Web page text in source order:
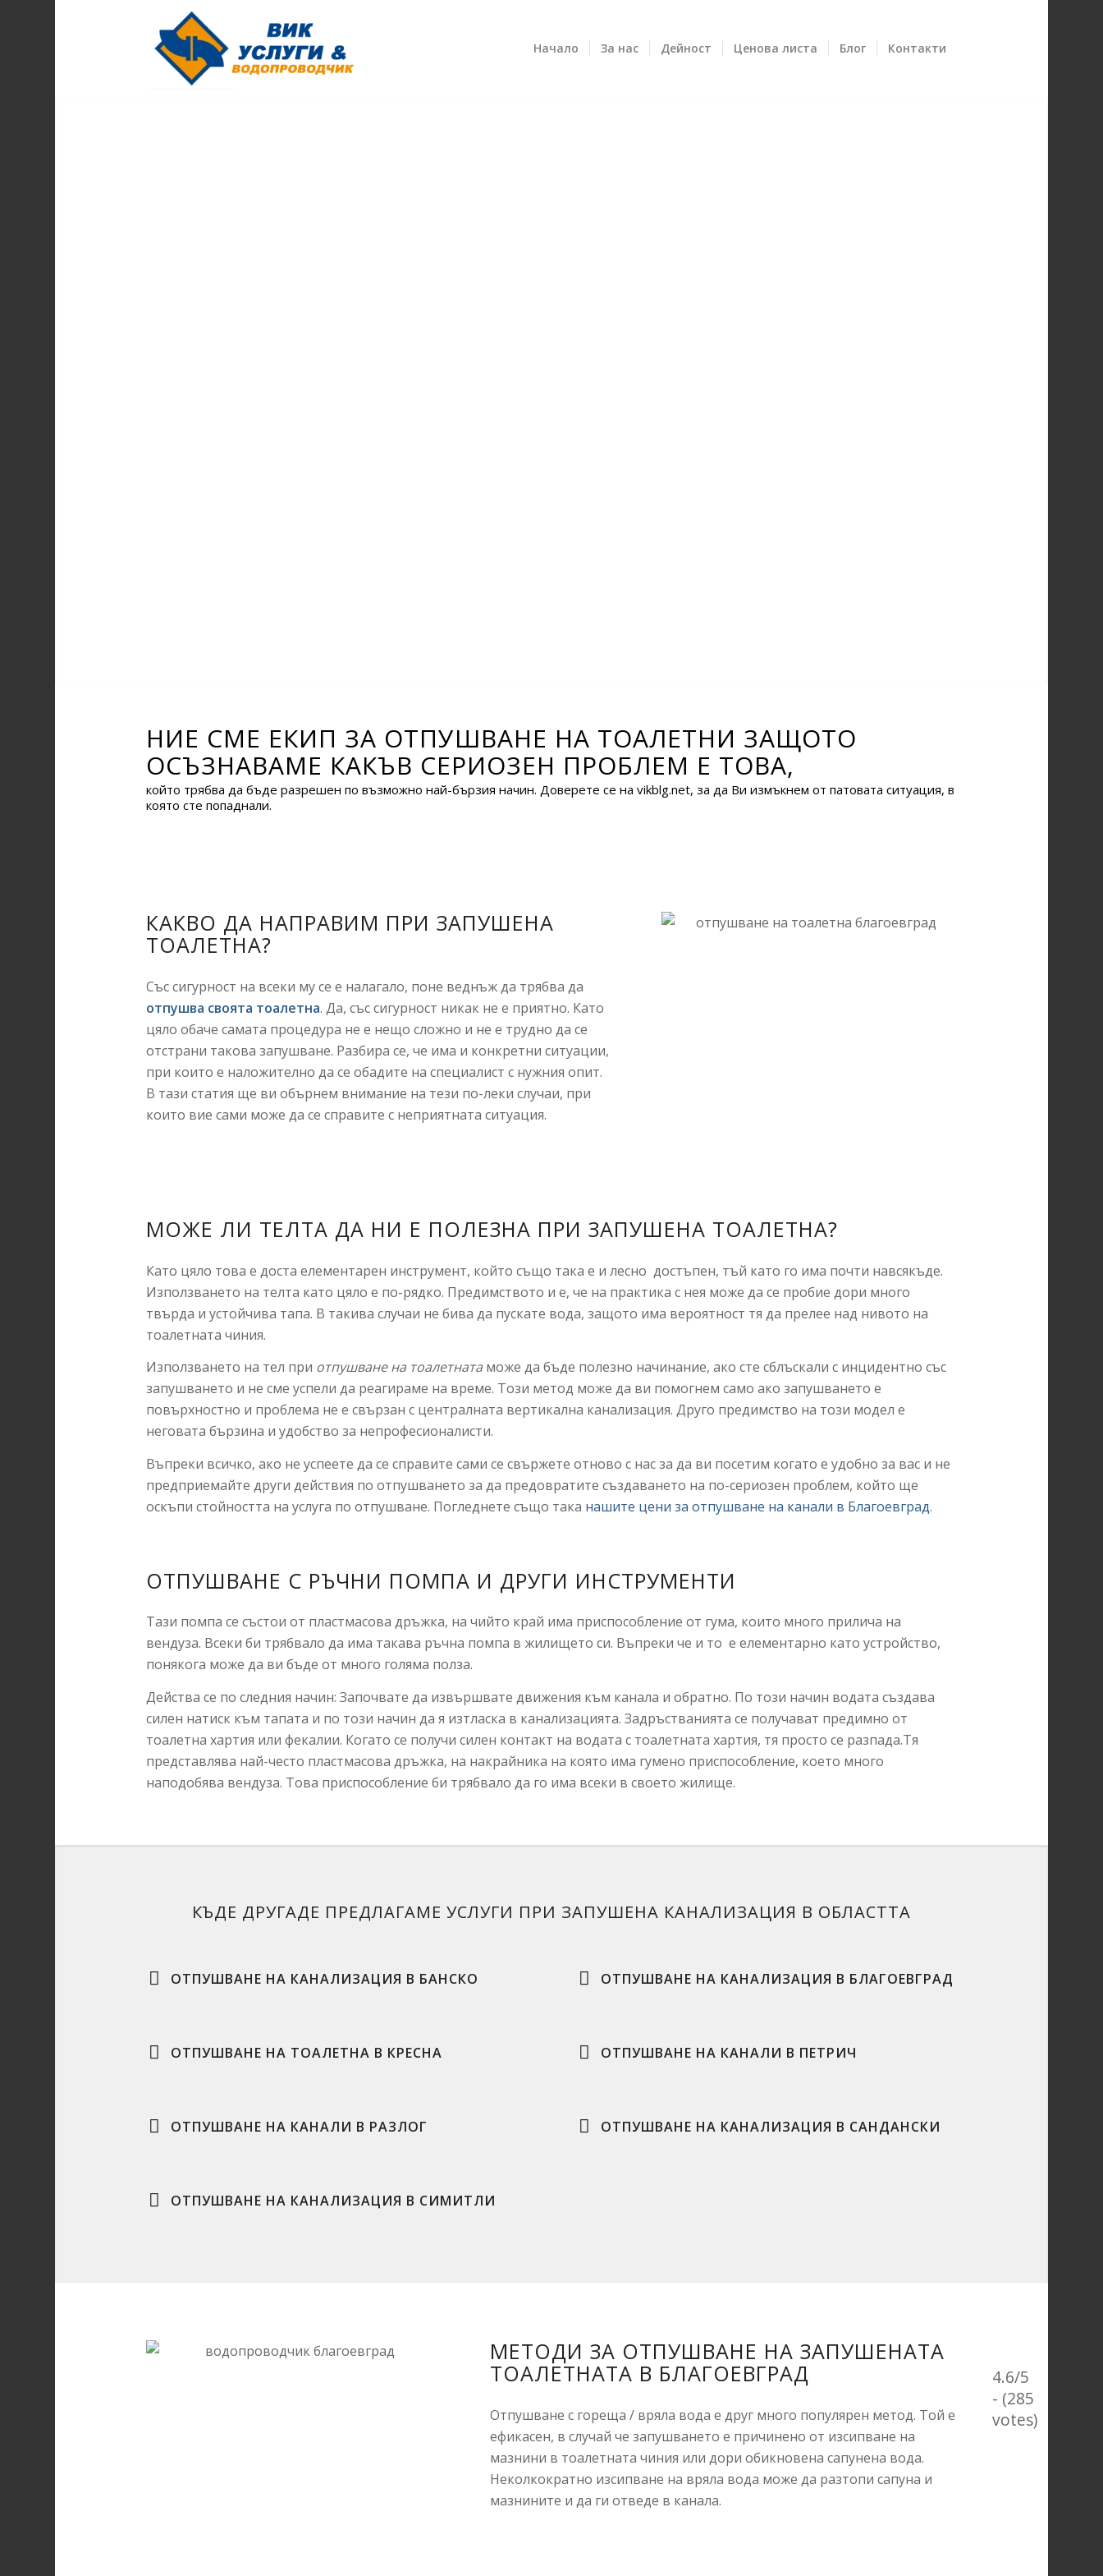
Начало За нас Дейност Ценова листа Блог Контакти
НИЕ СМЕ ЕКИП ЗА ОТПУШВАНЕ НА ТОАЛЕТНИ ЗАЩОТО
ОСЪЗНАВАМЕ КАКЪВ СЕРИОЗЕН ПРОБЛЕМ Е ТОВА,
който трябва да бъде разрешен по възможно най-бързия начин. Доверете се на vikblg.net, за да Ви измъкнем от патовата ситуация, в
която сте попаднали.
КАКВО ДА НАПРАВИМ ПРИ ЗАПУШЕНА
ТОАЛЕТНА?
Със сигурност на всеки му се е налагало, поне веднъж да трябва да
отпушва своята тоалетна. Да, със сигурност никак не е приятно. Като
цяло обаче самата процедура не е нещо сложно и не е трудно да се
отстрани такова запушване. Разбира се, че има и конкретни ситуации,
при които е наложително да се обадите на специалист с нужния опит.
В тази статия ще ви обърнем внимание на тези по-леки случаи, при
които вие сами може да се справите с неприятната ситуация.
МОЖЕ ЛИ ТЕЛТА ДА НИ Е ПОЛЕЗНА ПРИ ЗАПУШЕНА ТОАЛЕТНА?
Като цяло това е доста елементарен инструмент, който също така е и лесно достъпен, тъй като го има почти навсякъде.
Използването на телта като цяло е по-рядко. Предимството и е, че на практика с нея може да се пробие дори много
твърда и устойчива тапа. В такива случаи не бива да пускате вода, защото има вероятност тя да прелее над нивото на
тоалетната чиния.
Използването на тел при отпушване на тоалетнатаможе да бъде полезно начинание, ако сте сблъскали с инцидентно със
запушването и не сме успели да реагираме на време. Този метод може да ви помогнем само ако запушването е
повърхностно и проблема не е свързан с централната вертикална канализация. Друго предимство на този модел е
неговата бързина и удобство за непрофесионалисти.
Въпреки всичко, ако не успеете да се справите сами се свържете отново с нас за да ви посетим когато е удобно за вас и не
предприемайте други действия по отпушването за да предовратите създаването на по-сериозен проблем, който ще
оскъпи стойността на услуга по отпушване. Погледнете също така нашите цени за отпушване на канали в Благоевград.
ОТПУШВАНЕ С РЪЧНИ ПОМПА И ДРУГИ ИНСТРУМЕНТИ
Тази помпа се състои от пластмасова дръжка, на чийто край има приспособление от гума, които много прилича на
вендуза. Всеки би трябвало да има такава ръчна помпа в жилището си. Въпреки че и то е елементарно като устройство,
понякога може да ви бъде от много голяма полза.
Действа се по следния начин: Започвате да извършвате движения към канала и обратно. По този начин водата създава
силен натиск към тапата и по този начин да я изтласка в канализацията. Задръстванията се получават предимно от
тоалетна хартия или фекалии. Когато се получи силен контакт на водата с тоалетната хартия, тя просто се разпада.Тя
представлява най-често пластмасова дръжка, на накрайника на която има гумено приспособление, което много
наподобява вендуза. Това приспособление би трябвало да го има всеки в своето жилище.
КЪДЕ ДРУГАДЕ ПРЕДЛАГАМЕ УСЛУГИ ПРИ ЗАПУШЕНА КАНАЛИЗАЦИЯ В ОБЛАСТТА
ОТПУШВАНЕ НА КАНАЛИЗАЦИЯ В БАНСКО ОТПУШВАНЕ НА КАНАЛИЗАЦИЯ В БЛАГОЕВГРАД
ОТПУШВАНЕ НА ТОАЛЕТНА В КРЕСНА ОТПУШВАНЕ НА КАНАЛИ В ПЕТРИЧ
ОТПУШВАНЕ НА КАНАЛИ В РАЗЛОГ ОТПУШВАНЕ НА КАНАЛИЗАЦИЯ В САНДАНСКИ
ОТПУШВАНЕ НА КАНАЛИЗАЦИЯ В СИМИТЛИ
МЕТОДИ ЗА ОТПУШВАНЕ НА ЗАПУШЕНАТА
ТОАЛЕТНАТА В БЛАГОЕВГРАД
Отпушване с гореща / вряла вода е друг много популярен метод. Той е
ефикасен, в случай че запушването е причинено от изсипване на
мазнини в тоалетната чиния или дори обикновена сапунена вода.
Неколкократно изсипване на вряла вода може да разтопи сапуна и
мазнините и да ги отведе в канала.
4.6/5
- (285
votes)